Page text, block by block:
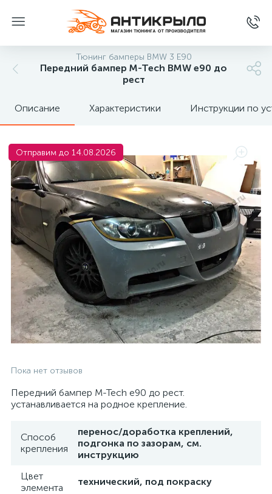
Тюнинг бамперы BMW 3 Е90
Передний бампер M-Tech BMW e90 до
рест
Описание Характеристики Инструкции по
Отправим до 14.08.2026
Пока нет отзывов
Передний бампер M-Tech e90 до рест.
устанавливается на родное крепление.
Способ
крепления
перенос/доработка креплений,
подгонка по зазорам, см.
инструкцию
Цвет
элемента
технический, под покраску